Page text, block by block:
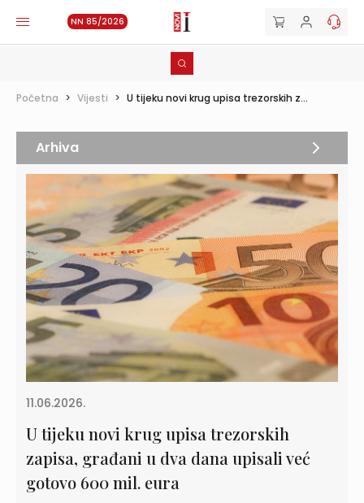
NN 85/2026
Početna > Vijesti > U tijeku novi krug upisa trezorskih z...
11.06.2026.
U tijeku novi krug upisa trezorskih
zapisa, građani u dva dana upisali već
gotovo 600 mil. eura
Arhiva